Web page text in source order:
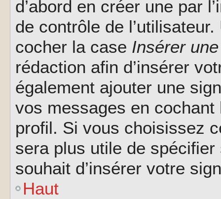
d’abord en créer une par
de contrôle de
cocher la case Insérer
rédaction afin d’insérer
également ajouter une
vos messages en
profil. Si vous choisissez
sera plus utile de
souhait d’insérer votre
Haut